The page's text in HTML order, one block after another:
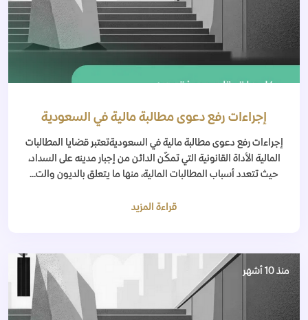
إجراءات رفع دعوى مطالبة مالية في السعودية
إجراءات رفع دعوى مطالبة مالية في السعوديةتعتبر قضايا المطالبات
المالية الأداة القانونية التي تمكّن الدائن من إجبار مدينه على السداد،
حيث تتعدد أسباب المطالبات المالية، منها ما يتعلق بالديون والت...
قراءة المزيد
منذ 10 أشهر